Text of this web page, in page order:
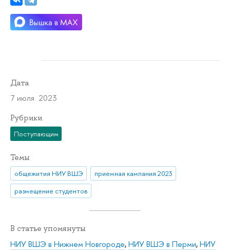
Дата
7 июля 2023
Рубрики
Поступающим
Темы
общежития НИУ ВШЭ
приемная кампания 2023
размещение студентов
В статье упомянуты
НИУ ВШЭ в Нижнем Новгороде,НИУ ВШЭ в Перми,НИУ